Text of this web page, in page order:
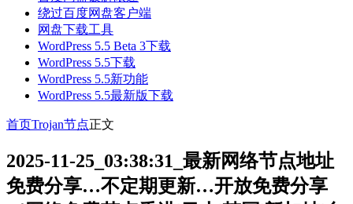
绕过百度网盘客户端
网盘下载工具
WordPress 5.5 Beta 3下载
WordPress 5.5下载
WordPress 5.5新功能
WordPress 5.5最新版下载
首页Trojan节点正文
2025-11-25_03:38:31_最新网络节点地址
免费分享…不定期更新…开放免费分享